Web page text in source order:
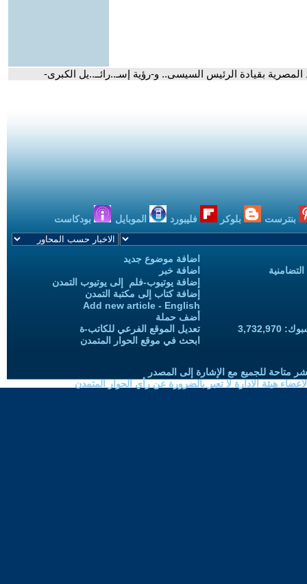
بقيادة الرئيس السيسى.. و-رؤية إسـ..رائــ..يل الكبرى-
بنترست بلوكر فليبورد الموبايل بودكاست
اضافة موضوع جديد
اضافة خبر
إضافة يوتيوب-فلم إلى يوتيوب التمدن
إضافة كتاب إلى مكتبة التمدن
Add new article - English
أضف حملة
تعديل الموقع الفرعي للكاتب-ة
ابحث في موقع الحوار المتمدن
متاحة للجميع مع الإشارة إلى المصدر
هيئة الادارة لا تعبر بالضرورة عن رأي الحوار المتمدن